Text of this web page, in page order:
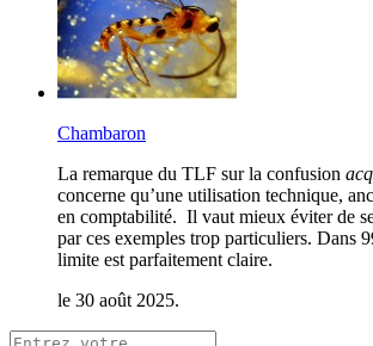
Chambaron
La remarque du TLF sur la confusion
concerne qu’une utilisation technique,
en comptabilité. Il vaut mieux éviter de
par ces exemples trop particuliers. Dans
limite est parfaitement claire.
le 30 août 2025.